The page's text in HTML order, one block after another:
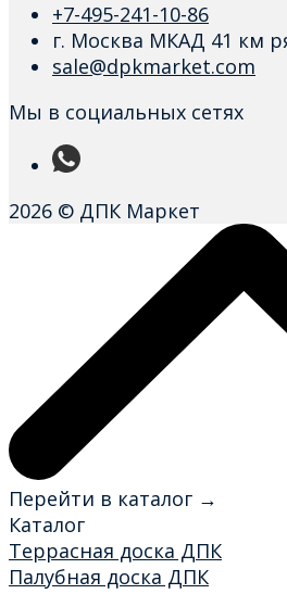
+7-495-241-10-86
г. Москва МКАД 41 км
sale@dpkmarket.com
Мы в социальных сетях
2026 © ДПК Маркет
Перейти в каталог →
Каталог
Террасная доска ДПК
Палубная доска ДПК